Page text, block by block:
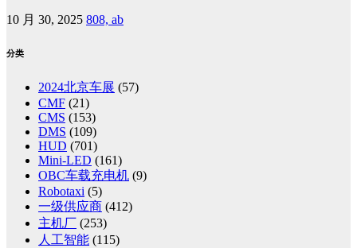
10 月 30, 2025 808, ab
分类
2024北京车展 (57)
CMF (21)
CMS (153)
DMS (109)
HUD (701)
Mini-LED (161)
OBC车载充电机 (9)
Robotaxi (5)
一级供应商 (412)
主机厂 (253)
人工智能 (115)